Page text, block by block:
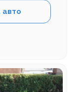
авто